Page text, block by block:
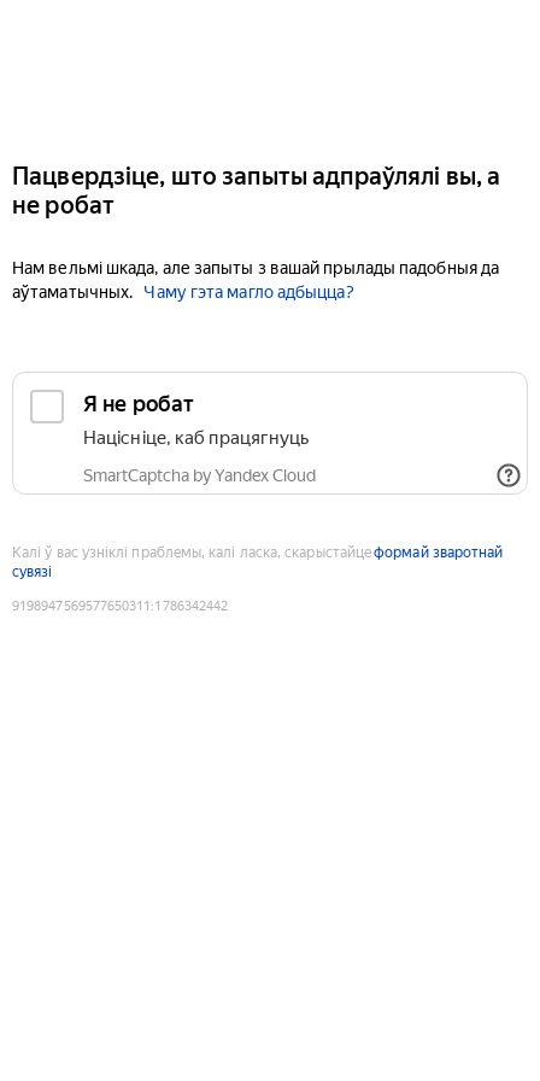
Пацвердзіце, што запыты адпраўлялі вы, а
не робат
Нам вельмі шкада, але запыты з вашай прылады падобныя да
аўтаматычных.
Чаму гэта магло адбыцца?
Я не робат
Націсніце, каб працягнуць
SmartCaptcha by Yandex Cloud
Калі ў вас узніклі праблемы, калі ласка, скарыстайцеформай зваротнай
сувязі
9198947569577650311 :1786342442